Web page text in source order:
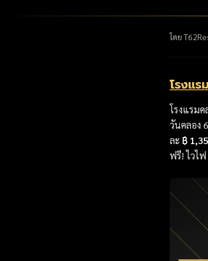
โดย
โรงแร
โรงแรมค
วันคลอง
ละ ฿
ฟรี! ไวไ